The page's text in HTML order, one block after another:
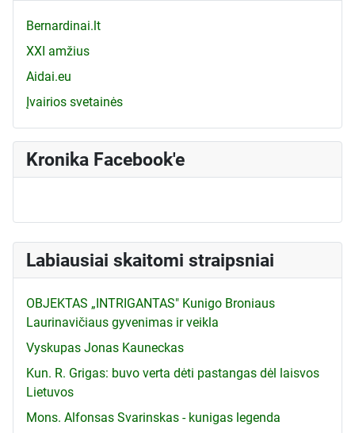
Bernardinai.lt
XXI amžius
Aidai.eu
Įvairios svetainės
Kronika Facebook'e
Labiausiai skaitomi straipsniai
OBJEKTAS „INTRIGANTAS" Kunigo Broniaus
Laurinavičiaus gyvenimas ir veikla
Vyskupas Jonas Kauneckas
Kun. R. Grigas: buvo verta dėti pastangas dėl laisvos
Lietuvos
Mons. Alfonsas Svarinskas - kunigas legenda